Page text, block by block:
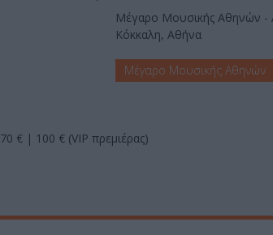
Μέγαρο Μουσικής Αθηνών -
Κόκκαλη, Αθήνα
Μέγαρο Μουσικής Αθηνών
€ | 100 € (VIP πρεμιέρας)